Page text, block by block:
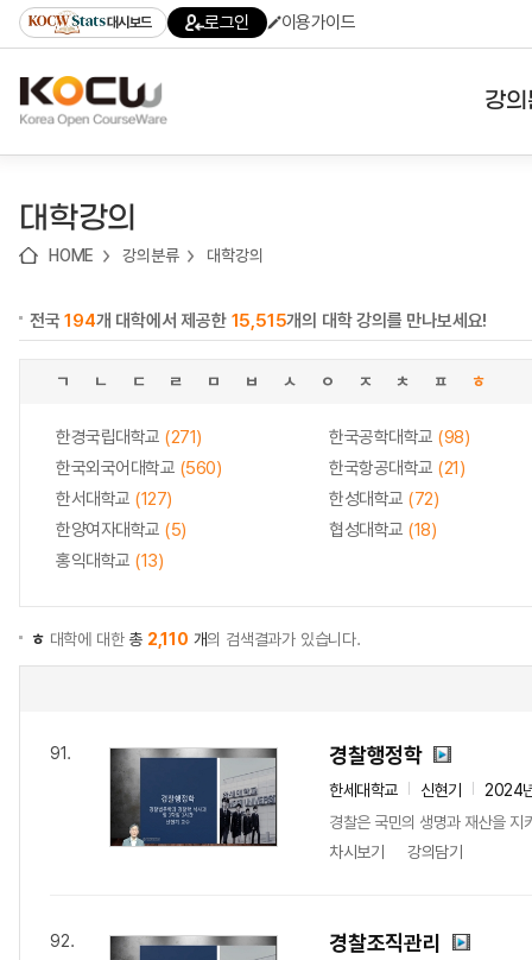
기
기
기
content)
가
대시보드 로그인 이용가이드
강
대학강의
HOME 강의분류 대학강의
전국194개 대학에서 제공한 15,515개의 대학 강의를 만나보세요!
ㄱ ㄴ ㄷ ㄹ ㅁ ㅂ ㅅ ㅇ ㅈ ㅊ ㅍ ㅎ
한경국립대학교 (271) 한국공학대학교 (98)
한국외국어대학교 (560) 한국항공대학교 (21)
한서대학교 (127) 한성대학교 (72)
한양여자대학교 (5) 협성대학교 (18)
홍익대학교 (13)
ㅎ 대학에 대한총 2,110 개의 검색결과가 있습니다.
91. 경찰행정학
한세대학교 신현기
2024
경찰은 국민의 생명과 재산을
차시보기
강의담기
92. 경찰조직관리